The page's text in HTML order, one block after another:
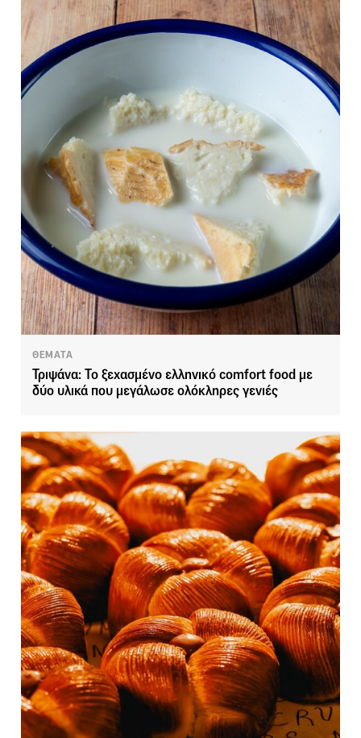
ΘΕΜΑΤΑ
Τριψάνα: Το ξεχασμένο ελληνικό comfort food με
δύο υλικά που μεγάλωσε ολόκληρες γενιές